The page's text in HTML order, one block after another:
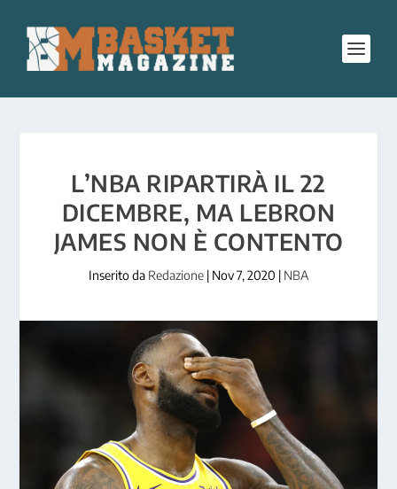
L’NBA RIPARTIRÀ IL 22
DICEMBRE, MA LEBRON
JAMES NON È CONTENTO
Inserito da Redazione | Nov 7, 2020 | NBA